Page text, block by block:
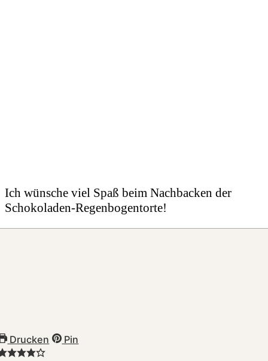
Ich wünsche viel Spaß beim Nachbacken der
Schokoladen-Regenbogentorte!
Drucken Pin